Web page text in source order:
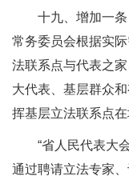
十九、增加一条
常务委员会根据实
法联系点与代表之
大代表、基层群众
挥基层立法联系点在
“省人民代表大会
通过聘请立法专家